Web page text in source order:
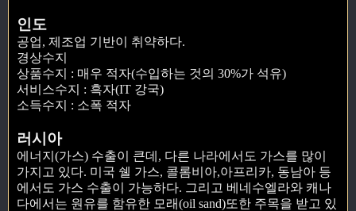
인도
공업, 제조업 기반이 취약하다.
경상수지
상품수지 : 매우 적자(수입하는 것의 30%가 석유)
서비스수지 : 흑자(IT 강국)
소득수지 : 소폭 적자
러시아
에너지(가스) 수출이 큰데, 다른 나라에서도 가스를 많이
가지고 있다. 미국 쉘 가스, 콜롬비아,아프리카, 동남아 등
에서도 가스 수출이 가능하다. 그리고 베네수엘라와 캐나
다에서는 원유를 함유한 모래(oil sand)또한 주목을 받고 있